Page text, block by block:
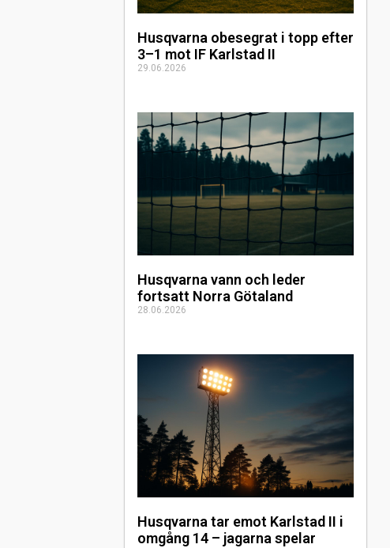
Husqvarna obesegrat i topp efter
3–1 mot IF Karlstad II
29.06.2026
Husqvarna vann och leder
fortsatt Norra Götaland
28.06.2026
Husqvarna tar emot Karlstad II i
omgång 14 – jagarna spelar